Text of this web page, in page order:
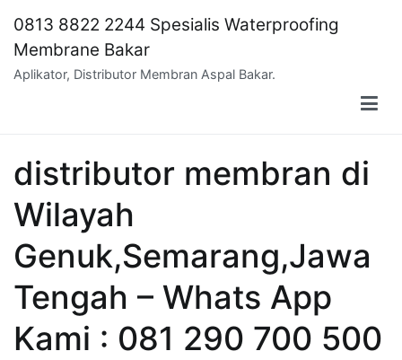
content
0813 8822 2244 Spesialis Waterproofing
Membrane Bakar
Aplikator, Distributor Membran Aspal Bakar.
distributor membran di
Wilayah
Genuk,Semarang,Jawa
Tengah – Whats App
Kami : 081 290 700 500